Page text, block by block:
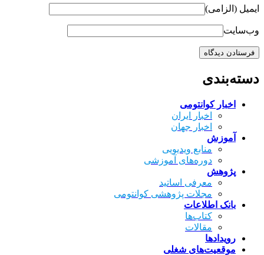
ایمیل (الزامی)
وب‌سایت
دسته‌بندی
اخبار کوانتومی
اخبار ایران
اخبار جهان
آموزش
منابع ویدیویی
دوره‌های آموزشی
پژوهش
معرفی اساتید
مجلات پژوهشی کوانتومی
بانک اطلاعات
کتاب‌ها
مقالات
رویدادها
موقعیت‌های شغلی